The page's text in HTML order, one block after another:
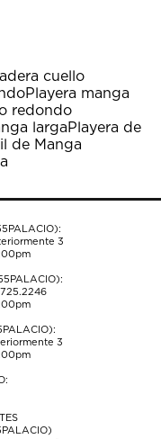
cuello
Playera manga
redondo
largaPlayera de
de Manga
3
3